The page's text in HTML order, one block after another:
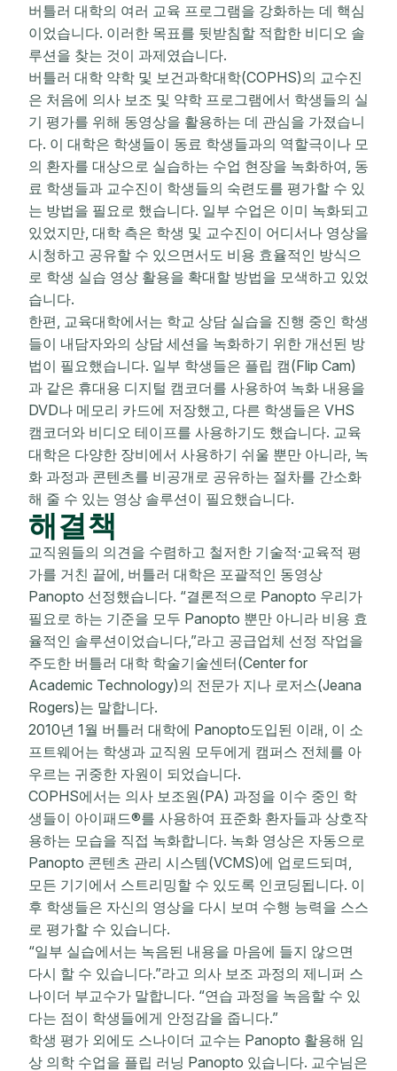
버틀러 대학의 여러 교육 프로그램을 강화하는 데 핵심
이었습니다. 이러한 목표를 뒷받침할 적합한 비디오 솔
루션을 찾는 것이 과제였습니다.
버틀러 대학 약학 및 보건과학대학(COPHS)의 교수진
은 처음에 의사 보조 및 약학 프로그램에서 학생들의 실
기 평가를 위해 동영상을 활용하는 데 관심을 가졌습니
다. 이 대학은 학생들이 동료 학생들과의 역할극이나 모
의 환자를 대상으로 실습하는 수업 현장을 녹화하여, 동
료 학생들과 교수진이 학생들의 숙련도를 평가할 수 있
는 방법을 필요로 했습니다. 일부 수업은 이미 녹화되고
있었지만, 대학 측은 학생 및 교수진이 어디서나 영상을
시청하고 공유할 수 있으면서도 비용 효율적인 방식으
로 학생 실습 영상 활용을 확대할 방법을 모색하고 있었
습니다.
한편, 교육대학에서는 학교 상담 실습을 진행 중인 학생
들이 내담자와의 상담 세션을 녹화하기 위한 개선된 방
법이 필요했습니다. 일부 학생들은 플립 캠(Flip Cam)
과 같은 휴대용 디지털 캠코더를 사용하여 녹화 내용을
DVD나 메모리 카드에 저장했고, 다른 학생들은 VHS
캠코더와 비디오 테이프를 사용하기도 했습니다. 교육
대학은 다양한 장비에서 사용하기 쉬울 뿐만 아니라, 녹
화 과정과 콘텐츠를 비공개로 공유하는 절차를 간소화
해 줄 수 있는 영상 솔루션이 필요했습니다.
해결책
교직원들의 의견을 수렴하고 철저한 기술적·교육적 평
가를 거친 끝에, 버틀러 대학은 포괄적인 동영상
Panopto 선정했습니다. “결론적으로 Panopto 우리가
필요로 하는 기준을 모두 Panopto 뿐만 아니라 비용 효
율적인 솔루션이었습니다,”라고 공급업체 선정 작업을
주도한 버틀러 대학 학술기술센터(Center for
Academic Technology)의 전문가 지나 로저스(Jeana
Rogers)는 말합니다.
2010년 1월 버틀러 대학에 Panopto도입된 이래, 이 소
프트웨어는 학생과 교직원 모두에게 캠퍼스 전체를 아
우르는 귀중한 자원이 되었습니다.
COPHS에서는 의사 보조원(PA) 과정을 이수 중인 학
생들이 아이패드®를 사용하여 표준화 환자들과 상호작
용하는 모습을 직접 녹화합니다. 녹화 영상은 자동으로
Panopto 콘텐츠 관리 시스템(VCMS)에 업로드되며,
모든 기기에서 스트리밍할 수 있도록 인코딩됩니다. 이
후 학생들은 자신의 영상을 다시 보며 수행 능력을 스스
로 평가할 수 있습니다.
“일부 실습에서는 녹음된 내용을 마음에 들지 않으면
다시 할 수 있습니다.”라고 의사 보조 과정의 제니퍼 스
나이더 부교수가 말합니다. “연습 과정을 녹음할 수 있
다는 점이 학생들에게 안정감을 줍니다.”
학생 평가 외에도 스나이더 교수는 Panopto 활용해 임
상 의학 수업을 플립 러닝 Panopto 있습니다. 교수님은